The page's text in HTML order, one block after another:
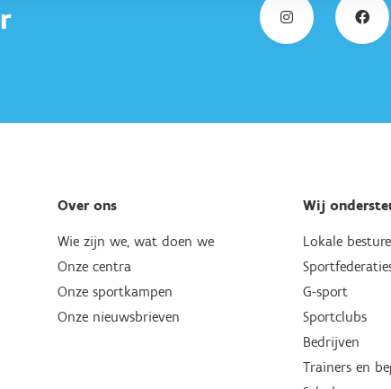
Over ons
Wie zijn we, wat doen we
Onze centra
Onze sportkampen
Onze nieuwsbrieven
Wij
Lokale
G-sport
Sportclubs
Bedrijven
Trainers en